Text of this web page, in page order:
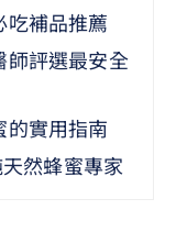
吃補品推薦
師評選最安全
的實用指南
然蜂蜜專家